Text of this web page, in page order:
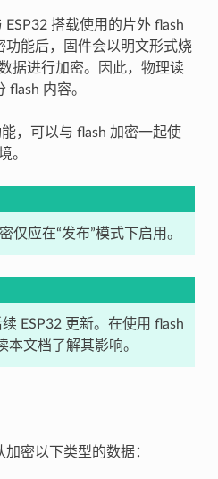
搭载使用的片外 flash
功能后，固件会以明文形式烧
据进行加密。因此，物理读
flash 内容。
，可以与 flash 加密一起使
。
仅应在“发布”模式下启用。
ESP32 更新。在使用 flash
文档了解其影响。
密以下类型的数据：